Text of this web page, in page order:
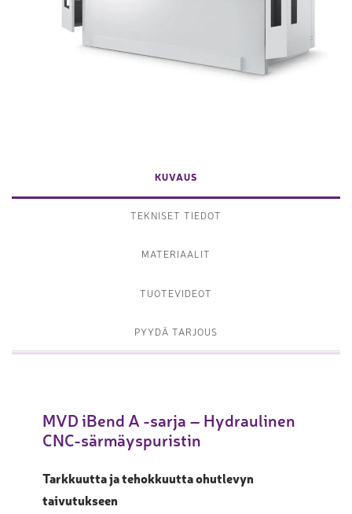
KUVAUS
TEKNISET TIEDOT
MATERIAALIT
TUOTEVIDEOT
PYYDÄ TARJOUS
MVD iBend A -sarja – Hydraulinen
CNC-särmäyspuristin
Tarkkuutta ja tehokkuutta ohutlevyn
taivutukseen